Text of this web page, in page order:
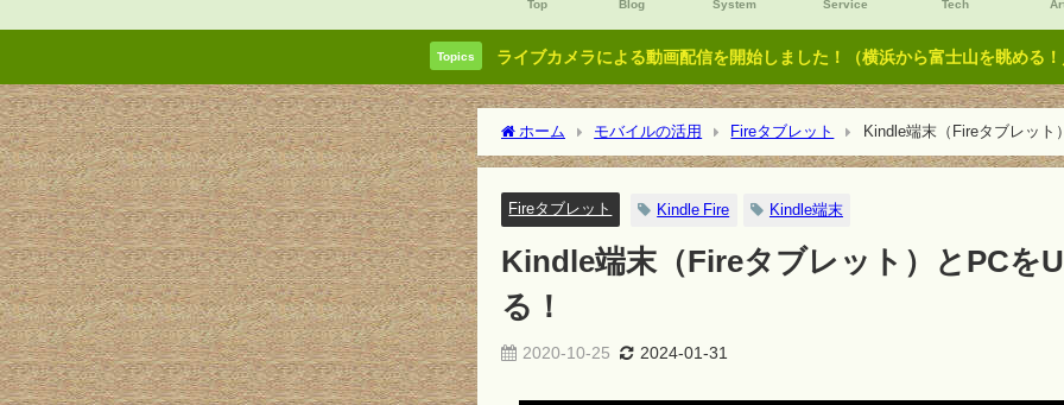
Top Blog System Service Tech
Topics ライブカメラによる動画配信を開始しました！（横浜から富士山を眺める
ホーム モバイルの活用 Fireタブレット Kindle端末（Fireタブレッ
Fireタブレット Kindle Fire Kindle端末
Kindle端末（Fireタブレット）とPCを
る！
2020-10-25 2024-01-31